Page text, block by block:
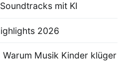
mit KI
2026
Musik Kinder klüger